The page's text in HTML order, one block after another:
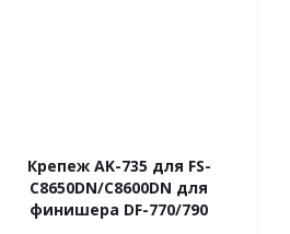
Крепеж AK-735 для FS-
C8650DN/C8600DN для
финишера DF-770/790